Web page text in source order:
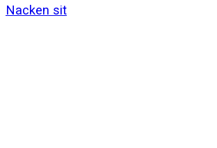
Nacken sit